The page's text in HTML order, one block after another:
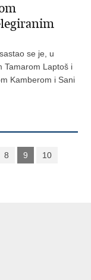
se je, u
Tamarom Laptoš i
Kamberom i Sani
8 9
10